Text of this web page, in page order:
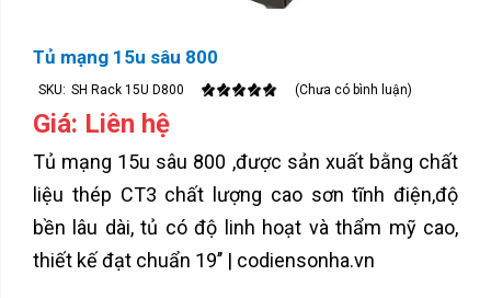
Tủ mạng 15u sâu 800
SKU: SH Rack 15U D800 (Chưa có bình luận)
Giá: Liên hệ
Tủ mạng 15u sâu 800 ,được sản xuất bằng chất
liệu thép CT3 chất lượng cao sơn tĩnh điện,độ
bền lâu dài, tủ có độ linh hoạt và thẩm mỹ cao,
thiết kế đạt chuẩn 19’’ | codiensonha.vn